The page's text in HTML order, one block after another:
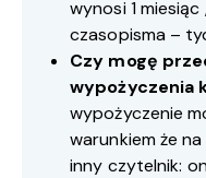
wynosi 1
czasopisma –
Czy mogę
wypożyczenia
wypożyczenie
warunkiem że
inny czytelnik: